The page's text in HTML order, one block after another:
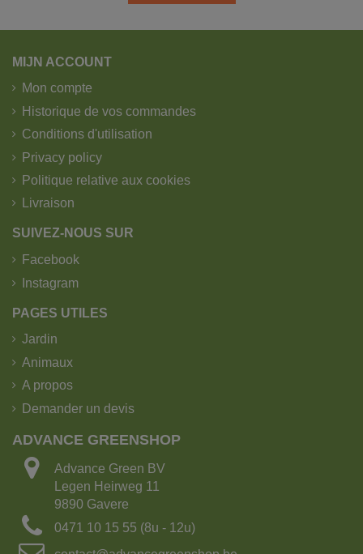
MIJN ACCOUNT
Mon compte
Historique de vos commandes
Conditions d'utilisation
Privacy policy
Politique relative aux cookies
Livraison
SUIVEZ-NOUS SUR
Facebook
Instagram
PAGES UTILES
Jardin
Animaux
A propos
Demander un devis
ADVANCE GREENSHOP
Advance Green BV
Legen Heirweg 11
9890 Gavere
0471 10 15 55 (8u - 12u)